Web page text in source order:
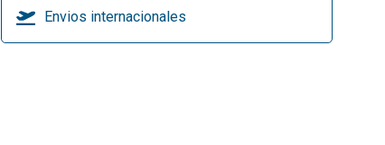
Envios internacionales